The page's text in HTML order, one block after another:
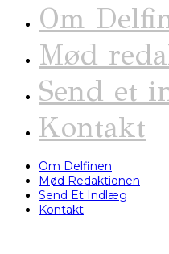
Om
Mød
Send et
Kontakt
Om Delfinen
Mød Redaktionen
Send Et Indlæg
Kontakt